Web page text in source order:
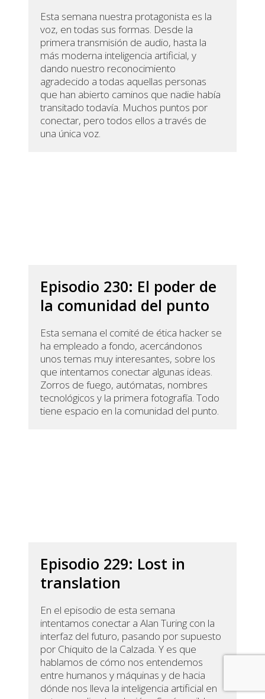
Esta semana nuestra protagonista es la
voz, en todas sus formas. Desde la
primera transmisión de audio, hasta la
más moderna inteligencia artificial, y
dando nuestro reconocimiento
agradecido a todas aquellas personas
que han abierto caminos que nadie había
transitado todavía. Muchos puntos por
conectar, pero todos ellos a través de
una única voz.
Episodio 230: El poder de
la comunidad del punto
Esta semana el comité de ética hacker se
ha empleado a fondo, acercándonos
unos temas muy interesantes, sobre los
que intentamos conectar algunas ideas.
Zorros de fuego, autómatas, nombres
tecnológicos y la primera fotografía. Todo
tiene espacio en la comunidad del punto.
Episodio 229: Lost in
translation
En el episodio de esta semana
intentamos conectar a Alan Turing con la
interfaz del futuro, pasando por supuesto
por Chiquito de la Calzada. Y es que
hablamos de cómo nos entendemos
entre humanos y máquinas y de hacia
dónde nos lleva la inteligencia artificial en